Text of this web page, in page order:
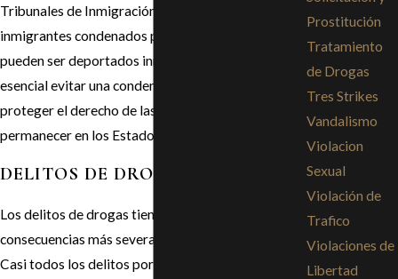
Tribunales de Inmigración de los EE.UU. Los
inmigrantes condenados por un delito grave
pueden ser deportados inmediatamente, así que es
esencial evitar una condena a toda costa para
proteger el derecho de las personas acusadas de
permanecer en los Estados Unidos.
DELITOS DE DROGAS
Los delitos de drogas tienen algunas de las
consecuencias más severas para la inmigración.
Casi todos los delitos por drogas en California
Prostitución
Tratamiento
de Drogas
Tres Strikes
Vandalismo
Violacion
Sexual
Violación de
Trafico
Violaciones de
Libertad